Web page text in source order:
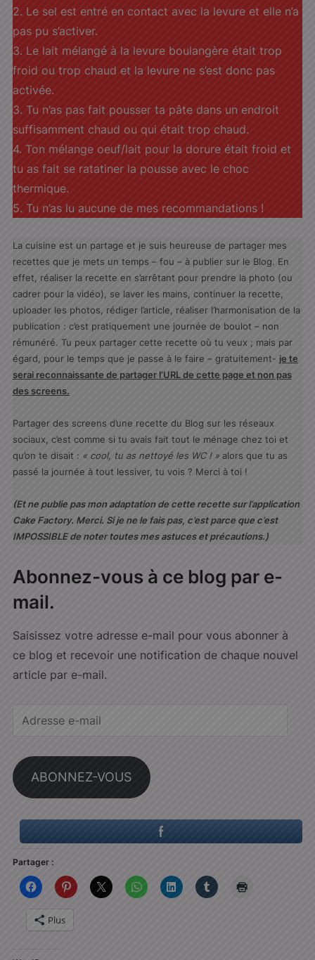
2. Le sel est entré en contact avec la levure et elle n’a
pas pu s’activer.
3. Le lait mélangé à la levure boulangère était trop
froid ou trop chaud et la levure ne s’est donc pas
activée.
3. Tu n’as pas fait pousser ta pâte dans un endroit
suffisamment chaud ou qui était trop chaud.
4. Ton mélange oeuf/lait pour la dorure était froid et
tu as fait se ratatiner la pousse avec le choc
thermique.
5. Tu n’as lu aucune de mes recommandations !
La cuisine est un partage et je suis heureuse de partager mes
recettes que je mets un temps – fou – à publier sur le Blog. En
effet, réaliser la recette en s’arrêtant pour prendre la photo (ou
cadrer pour la vidéo), se laver les mains, continuer la recette,
uploader les photos, rédiger l’article, réaliser l’harmonisation de la
publication : c’est pratiquement une journée de boulot – non
rémunéré. Tu peux partager cette recette où tu veux ; mais par
égard, pour le temps que je passe à le faire – gratuitement- je te
serai reconnaissante de partager l’URL de cette page et non pas
des screens.
Partager des screens d’une recette du Blog sur les réseaux
sociaux, c’est comme si tu avais fait tout le ménage chez toi et
qu’on te disait : « cool, tu as nettoyé les WC ! »alors que tu as
passé la journée à tout lessiver, tu vois ? Merci à toi !
(Et ne publie pas mon adaptation de cette recette sur l’application
Cake Factory. Merci. Si je ne le fais pas, c’est parce que c’est
IMPOSSIBLE de noter toutes mes astuces et précautions.)
Abonnez-vous à ce blog par e-
mail.
Saisissez votre adresse e-mail pour vous abonner à
ce blog et recevoir une notification de chaque nouvel
article par e-mail.
Adresse
ABONNEZ-VOUS
Partager :
Plus